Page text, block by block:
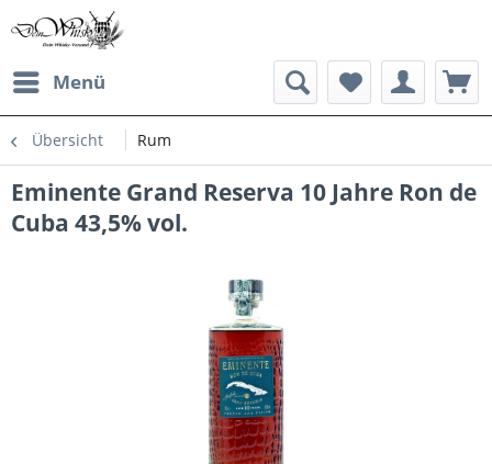
Menü
Übersicht Rum
Eminente Grand Reserva 10 Jahre Ron de
Cuba 43,5% vol.